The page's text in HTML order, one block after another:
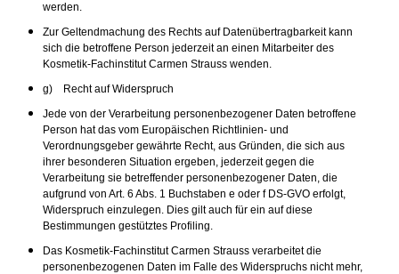
werden.
Zur Geltendmachung des Rechts auf Datenübertragbarkeit kann
sich die betroffene Person jederzeit an einen Mitarbeiter des
Kosmetik-Fachinstitut Carmen Strauss wenden.
g) Recht auf Widerspruch
Jede von der Verarbeitung personenbezogener Daten betroffene
Person hat das vom Europäischen Richtlinien- und
Verordnungsgeber gewährte Recht, aus Gründen, die sich aus
ihrer besonderen Situation ergeben, jederzeit gegen die
Verarbeitung sie betreffender personenbezogener Daten, die
aufgrund von Art. 6 Abs. 1 Buchstaben e oder f DS-GVO erfolgt,
Widerspruch einzulegen. Dies gilt auch für ein auf diese
Bestimmungen gestütztes Profiling.
Das Kosmetik-Fachinstitut Carmen Strauss verarbeitet die
personenbezogenen Daten im Falle des Widerspruchs nicht mehr,